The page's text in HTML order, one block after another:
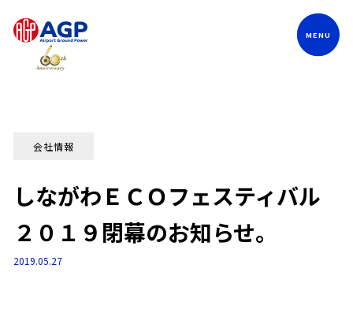
会社情報
しながわＥＣＯフェスティバル
２０１９閉幕のお知らせ。
2019.05.27